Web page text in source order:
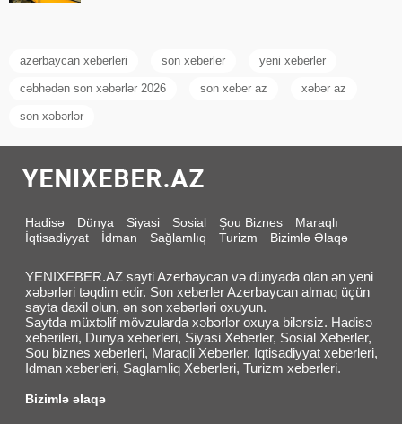
azerbaycan xeberleri son xeberler yeni xeberler
cəbhədən son xəbərlər 2026 son xeber az xəbər az
son xəbərlər
Hadisə Dünya Siyasi Sosial Şou Biznes
Maraqlı
İqtisadiyyat
İdman Sağlamlıq Turizm Bizimlə Əlaqə
YENIXEBER.AZ sayti Azerbaycan və dünyada olan ən yeni
xəbərləri təqdim edir. Son xeberler Azerbaycan almaq üçün
sayta daxil olun, ən son xəbərləri oxuyun.
Saytda müxtəlif mövzularda xəbərlər oxuya bilərsiz. Hadisə
xeberileri, Dunya xeberleri, Siyasi Xeberler, Sosial Xeberler,
Sou biznes xeberleri, Maraqli Xeberler, Iqtisadiyyat xeberleri,
Idman xeberleri, Saglamliq Xeberleri, Turizm xeberleri.
Bizimlə əlaqə